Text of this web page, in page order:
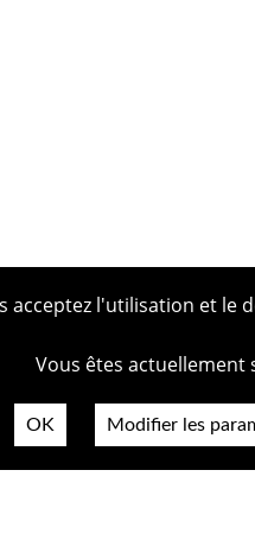
l'utilisation et
Vous êtes actuellement
OK Modifier les